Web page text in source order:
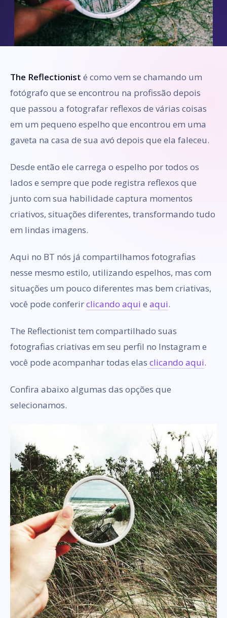
The Reflectionist é como vem se chamando um
fotógrafo que se encontrou na profissão depois
que passou a fotografar reflexos de várias coisas
em um pequeno espelho que encontrou em uma
gaveta na casa de sua avó depois que ela faleceu.
Desde então ele carrega o espelho por todos os
lados e sempre que pode registra reflexos que
junto com sua habilidade captura momentos
criativos, situações diferentes, transformando tudo
em lindas imagens.
Aqui no BT nós já compartilhamos fotografias
nesse mesmo estilo, utilizando espelhos, mas com
situações um pouco diferentes mas bem criativas,
você pode conferirclicando aqui e aqui.
The Reflectionist tem compartilhado suas
fotografias criativas em seu perfil no Instagram e
você pode acompanhar todas elas clicando aqui.
Confira abaixo algumas das opções que
selecionamos.